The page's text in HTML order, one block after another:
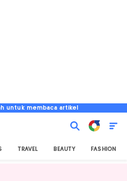
untuk membaca artikel
TRAVEL BEAUTY FASHION